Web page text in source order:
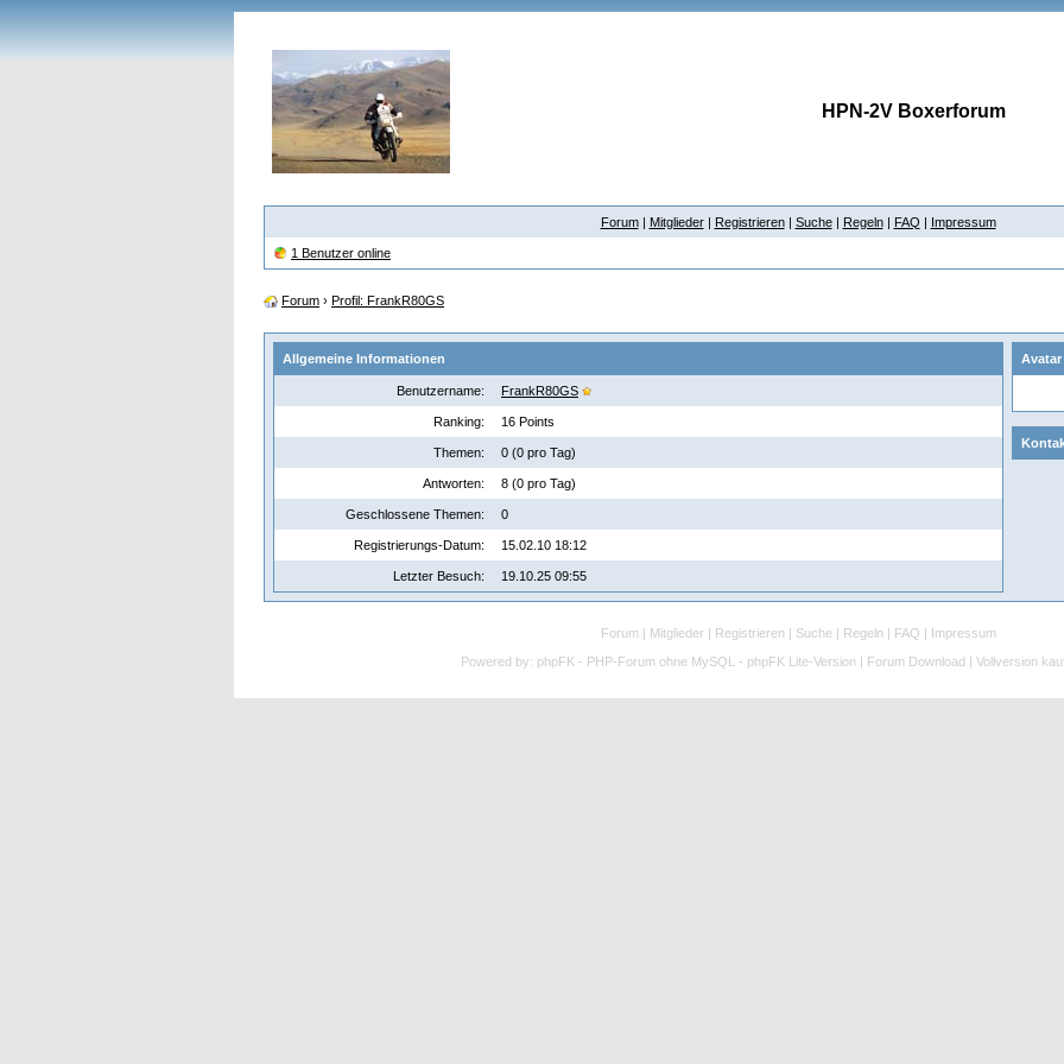
HPN-2V Boxerforum
Forum| Mitglieder| Registrieren| Suche| Regeln| FAQ | Impressum
1 Benutzer online
Forum › Profil: FrankR80GS
Allgemeine Informationen
Benutzername: FrankR80GS
Ranking: 16 Points
Themen: 0 (0 pro Tag)
Antworten: 8 (0 pro Tag)
Geschlossene Themen: 0
Registrierungs-Datum: 15.02.10 18:12
Letzter Besuch: 19.10.25 09:55
Avatar
Forum | Mitglieder | Registrieren | Suche | Regeln | FAQ | Impressum
Powered by: phpFK - PHP-Forum ohne MySQL - phpFK Lite-Version | Forum Download | Vollversion